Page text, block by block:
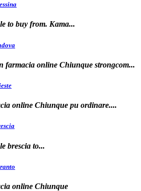
to buy from. Kama...
farmacia online Chiunque strongcom...
online Chiunque pu ordinare....
brescia to...
online Chiunque